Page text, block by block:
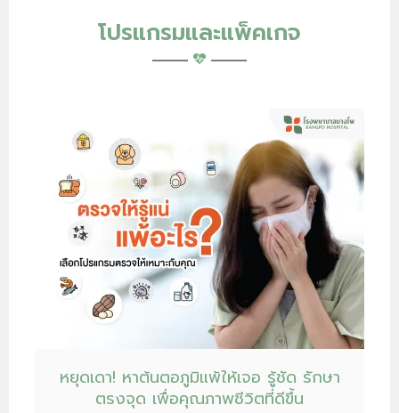
โปรแกรมและแพ็คเกจ
หยุดเดา! หาต้นตอภูมิแพ้ให้เจอ รู้ชัด รักษา
ตรงจุด เพื่อคุณภาพชีวิตที่ดีขึ้น